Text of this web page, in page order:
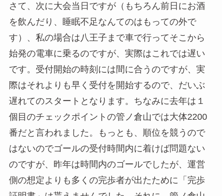
さて、次に大会当日ですが（もちろん前日にお酒
を飲んだり、睡眠不足なんてのはもっての外で
す）、私の場合は八王子まで車で行ってそこから
始発の電車に乗るのですが、実際はこれでは遅い
です。受付開始の時刻には間に合うのですが、実
際はそれよりも早く受付を開始するので、だいぶ
遅れてのスタートとなります。ちなみに去年は１
個目のチェックポイントの管ノ倉山では大体2200
番だと言われました。もっとも、順位を競うので
はないのでゴールの受付時間内に着けば問題ない
のですが、昨年は時間内のゴールでしたが、運営
側の想定よりも多くの完歩者が出たために「完歩